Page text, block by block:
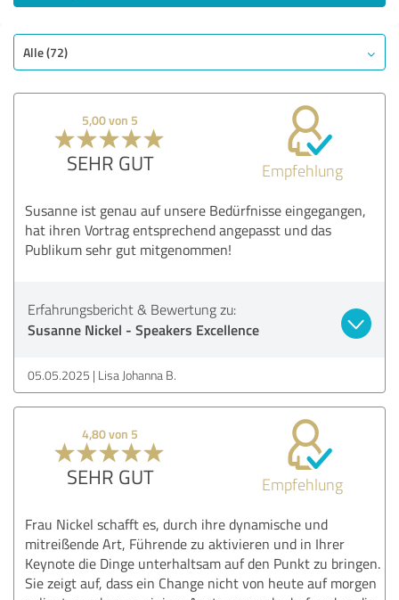
Alle (72)
5,00 von 5
SEHR GUT Empfehlung
Susanne ist genau auf unsere Bedürfnisse eingegangen,
hat ihren Vortrag entsprechend angepasst und das
Publikum sehr gut mitgenommen!
Erfahrungsbericht & Bewertung zu:
Susanne Nickel - Speakers Excellence
05.05.2025 Lisa Johanna B.
4,80 von 5
SEHR GUT Empfehlung
Frau Nickel schafft es, durch ihre dynamische und
mitreißende Art, Führende zu aktivieren und in Ihrer
Keynote die Dinge unterhaltsam auf den Punkt zu bringen.
Sie zeigt auf, dass ein Change nicht von heute auf morgen